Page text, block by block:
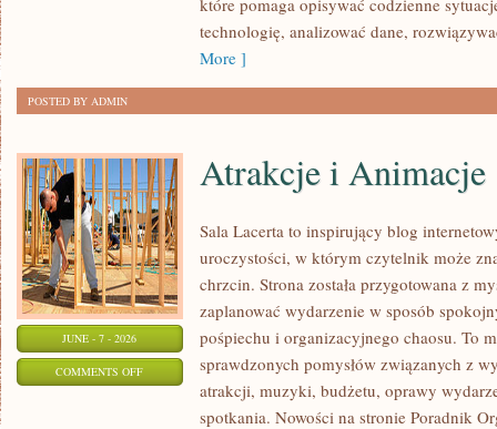
które pomaga opisywać codzienne
technologię, analizować dane,
More ]
POSTED BY ADMIN
JUNE - 7 - 2026
COMMENTS OFFON
Atrakcje i Animacje
Sala Lacerta to inspirujący blog
uroczystości, w którym czytelnik może
chrzcin. Strona została przygotowana z
zaplanować wydarzenie w sposób
pośpiechu i organizacyjnego chaosu. To
sprawdzonych pomysłów związanych z
atrakcji, muzyki, budżetu, oprawy
spotkania. Nowości na stronie Poradnik